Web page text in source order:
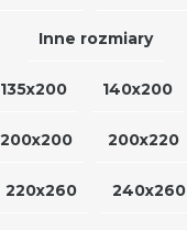
Inne rozmiary
135x200 140x200
200x200 200x220
220x260 240x260